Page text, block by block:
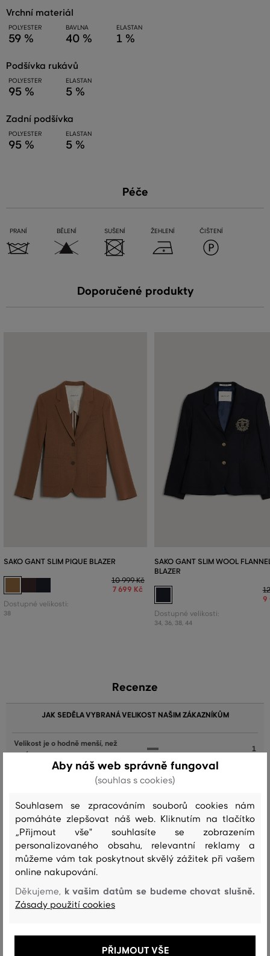
vrchní materiál
POLYESTER
59 %
BAVLNA
40 %
ELASTAN
1 %
podšívka rukávů
POLYESTER
95 %
ELASTAN
5 %
zadní podšívka
POLYESTER
95 %
ELASTAN
5 %
Péče
PRANÍ BĚLENÍ SUŠENÍ ŽEHLENÍ ČIŠTENÍ
Doporučené produkty
SAKO GANT SLIM PIQUE BLAZER
10 999 Kč
7 699 Kč
Dostupné velikosti:
38
SAKO GANT SLIM WOOL
BLAZER
9
Dostupné velikosti:
34, 36, 38, 44
Recenze
JAK SEDĚLA VYBRANÁ VELIKOST NAŠIM ZÁKAZNÍKŮM
Velikost je o hodně menší, než
nosím
1
Velikost je o něco menší, než nosím
běžně nosím
3
Velikost je o něco větší, než nosím 3
Velikost je o hodně větší, než
nosím
1
Barva Velikost: 40 Jak sedí: Velikost je o něco větší, než nosím
Martina S.
Aby náš web správně fungoval
(souhlas s cookies)
Souhlasem se zpracováním souborů cookies nám
pomáháte zlepšovat náš web. Kliknutím na tlačítko
„Přijmout vše" souhlasíte se zobrazením
personalizovaného obsahu, relevantní reklamy a
můžeme vám tak poskytnout skvělý zážitek při vašem
online nakupování.
Děkujeme, k vašim datům se budeme chovat slušně.
Zásady použití cookies
PŘIJMOUT VŠE